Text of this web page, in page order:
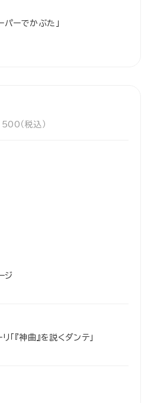
パーでかぶた」
（税込）
ジ
「『神曲』を説くダンテ」